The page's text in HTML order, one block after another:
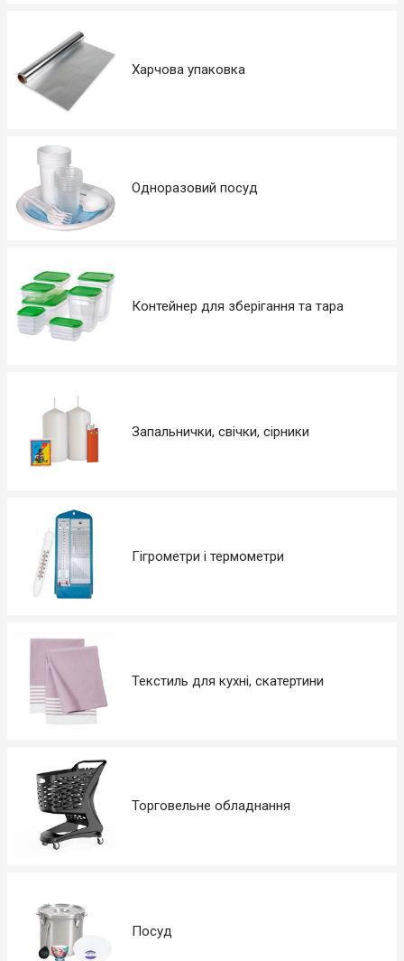
Харчова упаковка
Одноразовий посуд
Контейнер для зберігання та тара
Запальнички, свічки, сірники
Гігрометри і термометри
Текстиль для кухні, скатертини
Торговельне обладнання
Посуд